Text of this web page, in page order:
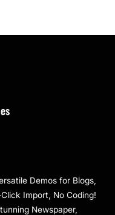
Demos for Blogs,
Import, No Coding!
Newspaper,